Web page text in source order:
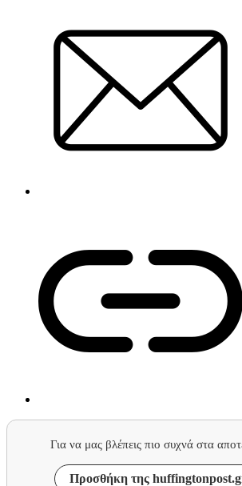
Για να μας βλέπεις πιο συχνά στα
Προσθήκη της